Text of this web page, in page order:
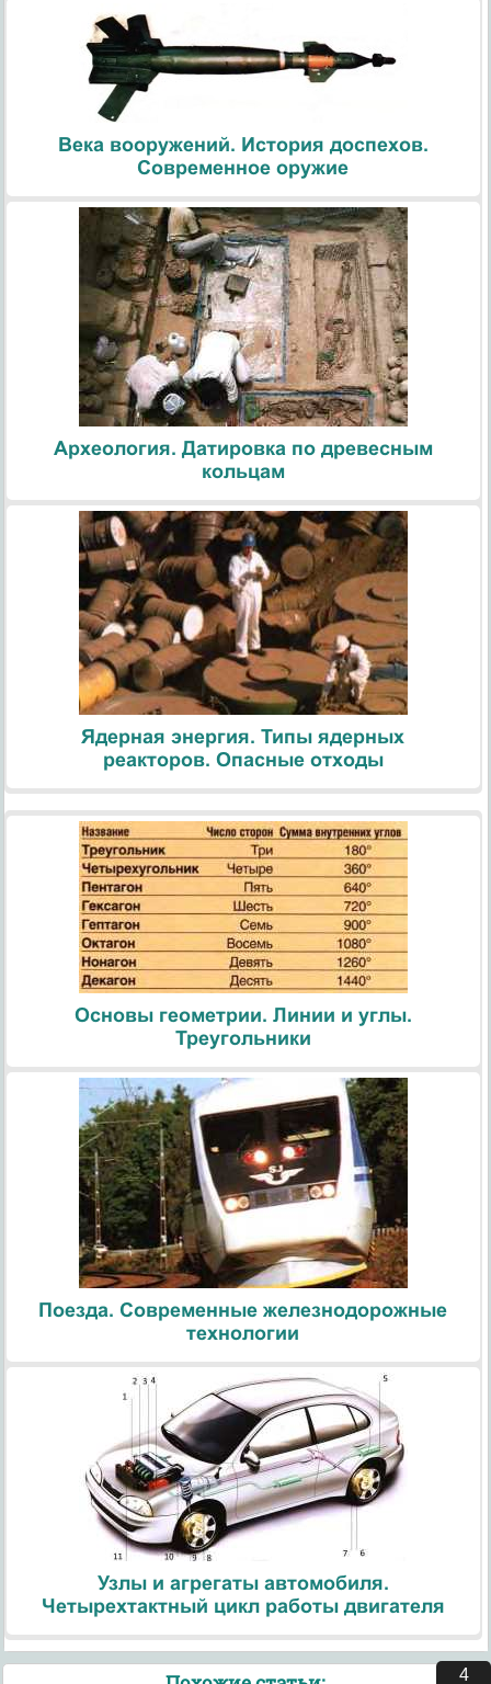
Века вооружений. История доспехов.
Современное оружие
Археология. Датировка по древесным
кольцам
Ядерная энергия. Типы ядерных
реакторов. Опасные отходы
Основы геометрии. Линии и углы.
Треугольники
Поезда. Современные железнодорожные
технологии
Узлы и агрегаты автомобиля.
Четырехтактный цикл работы двигателя
3